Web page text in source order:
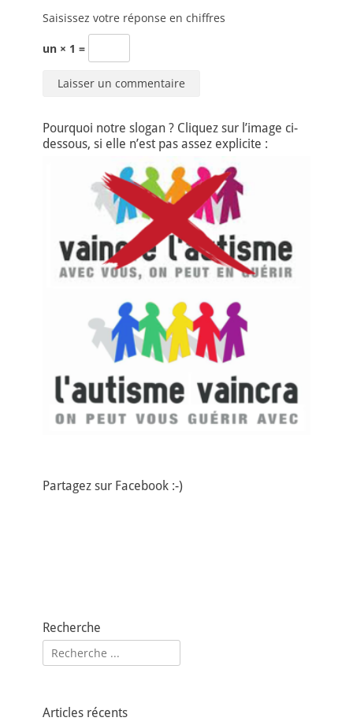
Saisissez votre réponse en chiffres
un × 1 =
Pourquoi notre slogan ? Cliquez sur l’image ci-
dessous, si elle n’est pas assez explicite :
Partagez sur Facebook :-)
Recherche
Rechercher :
Articles récents